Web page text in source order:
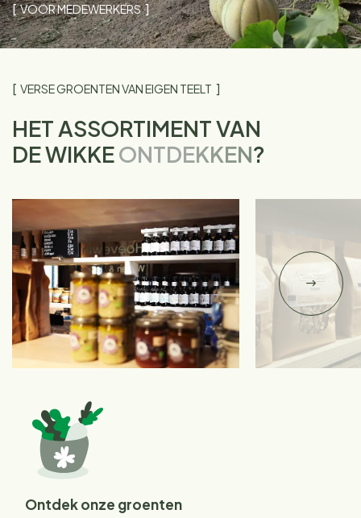
VOOR MEDEWERKERS
VERSE GROENTEN VAN EIGEN TEELT
HET ASSORTIMENT VAN
DE WIKKEONTDEKKEN?
Ontdek onze groenten